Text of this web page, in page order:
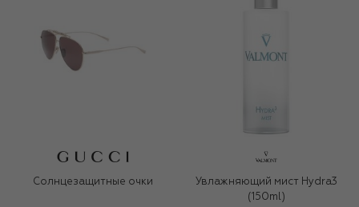
Солнцезащитные очки
Увлажняющий мист Hydra3
(150ml)